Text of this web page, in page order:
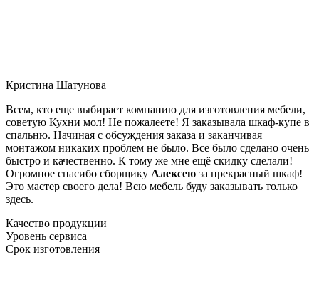
Кристина Шатунова
Всем, кто еще выбирает компанию для изготовления мебели,
советую Кухни мол! Не пожалеете! Я заказывала шкаф-купе в
спальню. Начиная с обсуждения заказа и заканчивая
монтажом никаких проблем не было. Все было сделано очень
быстро и качественно. К тому же мне ещё скидку сделали!
Огромное спасибо сборщику Алексею за прекрасный шкаф!
Это мастер своего дела! Всю мебель буду заказывать только
здесь.
Качество продукции
Уровень сервиса
Срок изготовления